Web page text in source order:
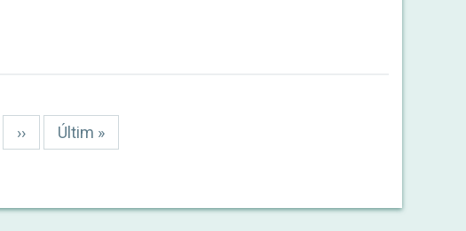
Pàgina
següent
››
Última
pàgina
Últim »